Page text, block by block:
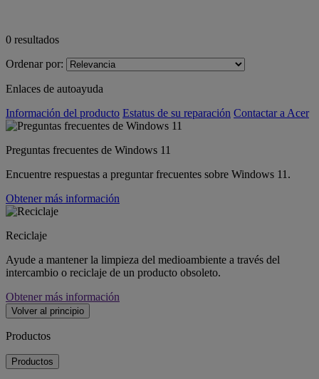
0 resultados
Ordenar por:
Enlaces de autoayuda
Información del producto Estatus de su reparación Contactar a Acer
Preguntas frecuentes de Windows 11
Encuentre respuestas a preguntar frecuentes sobre Windows 11.
Obtener más información
Reciclaje
Ayude a mantener la limpieza del medioambiente a través del
intercambio o reciclaje de un producto obsoleto.
Obtener más información
Volver al principio
Productos
Productos